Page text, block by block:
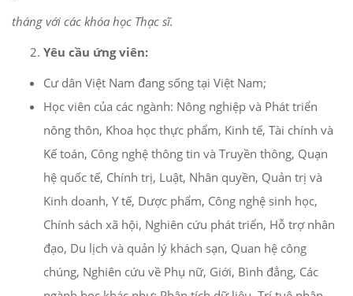
tháng với các khóa học Thạc sĩ.
Yêu cầu ứng viên:
Cư dân Việt Nam đang sống tại Việt Nam;
Học viên của các ngành: Nông nghiệp và Phát triển
nông thôn, Khoa học thực phẩm, Kinh tế, Tài chính và
Kế toán, Công nghệ thông tin và Truyền thông, Quạn
hệ quốc tế, Chính trị, Luật, Nhân quyền, Quản trị và
Kinh doanh, Y tế, Dược phẩm, Công nghệ sinh học,
Chính sách xã hội, Nghiên cứu phát triển, Hỗ trợ nhân
đạo, Du lịch và quản lý khách sạn, Quan hệ công
chúng, Nghiên cứu về Phụ nữ, Giới, Bình đẳng, Các